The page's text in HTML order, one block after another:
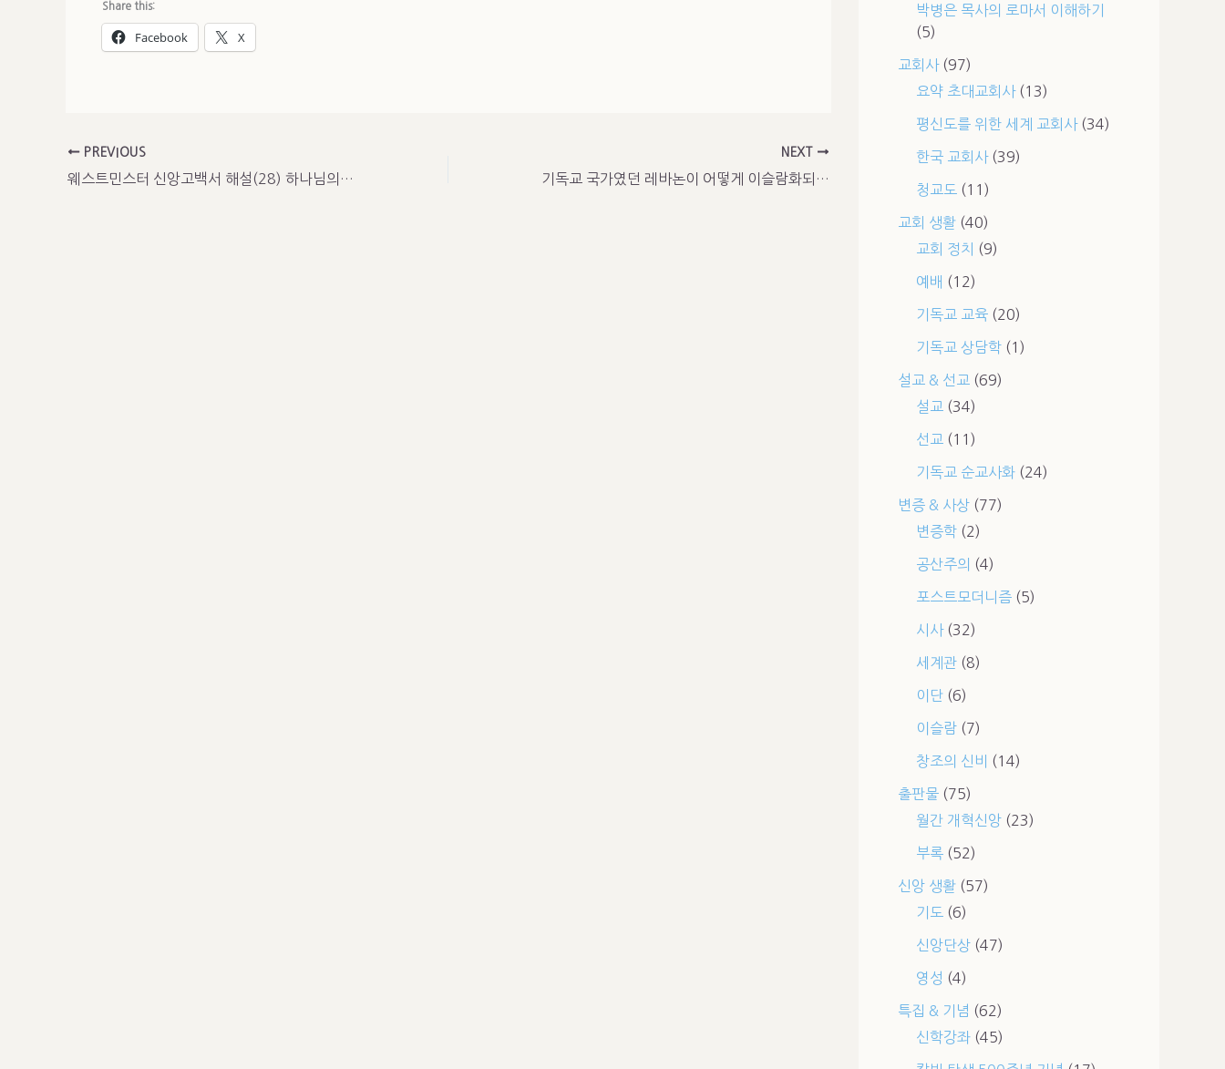
Share this:
Facebook X
PREVIOUS
웨스트민스터 신앙고백서 해설(28) 하나님의 섭리에 관하여(2)
NEXT
기독교 국가였던 레바논이 어떻게 이슬람화되었는가?
박병은 목사의 로마서 이해하기
(5)
교회사(97)
요약 초대교회사(13)
평신도를 위한 세계 교회사(34)
한국 교회사(39)
청교도 (11)
교회 생활(40)
교회 정치
(9)
예배 (12)
기독교 교육(20)
기독교 상담학(1)
설교 & 선교 (69)
설교 (34)
선교 (11)
기독교 순교사화(24)
변증 & 사상(77)
변증학(2)
공산주의 (4)
포스트모더니즘(5)
시사(32)
세계관(8)
이단(6)
이슬람(7)
창조의 신비 (14)
출판물(75)
월간 개혁신앙(23)
부록(52)
신앙 생활(57)
기도 (6)
신앙단상(47)
영성 (4)
특집 & 기념 (62)
신학강좌(45)